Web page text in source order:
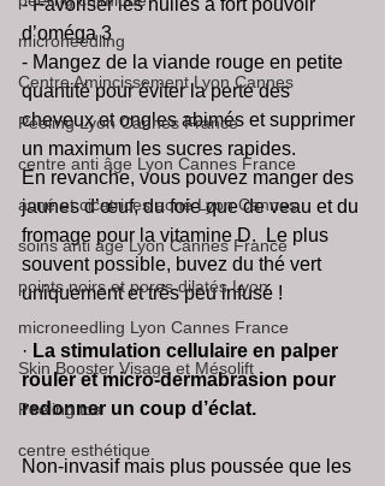
microneedling
Centre Amincissement Lyon Cannes
Peeling Lyon Cannes France
centre anti âge Lyon Cannes France
acné et cicatrices acné Lyon Cannes
soins anti âge Lyon Cannes France
points noirs et pores dilatés Lyon
microneedling Lyon Cannes France
Skin Booster Visage et Mésolift
Peeling tca
centre esthétique
- Favoriser les huiles à fort pouvoir
d’oméga 3
- Mangez de la viande rouge en petite
quantité pour éviter la perte des
cheveux et ongles abimés et supprimer
un maximum les sucres rapides.
En revanche, vous pouvez manger des
jaunes d’œuf, du foie que de veau et du
fromage pour la vitamine D.  Le plus
souvent possible, buvez du thé vert
uniquement et très peu infusé !
· La stimulation cellulaire en palper
rouler et micro-dermabrasion pour
redonner un coup d’éclat.
Non-invasif mais plus poussée que les